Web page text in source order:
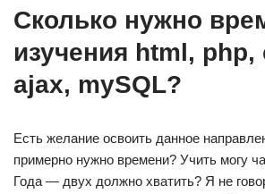
Сколько нужно
изучения html, php,
ajax, mySQL?
Есть желание освоить данное
примерно нужно времени? Учить могу
Года — двух должно хватить? Я не